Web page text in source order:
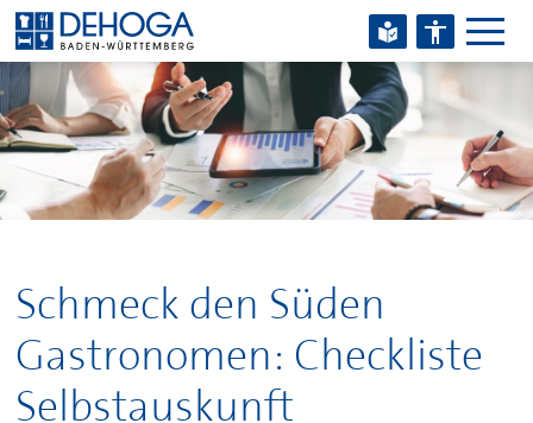
Zum Hauptinhalt springen
Zum Footerinhalt springen
Schmeck den Süden
Gastronomen: Checkliste
Selbstauskunft